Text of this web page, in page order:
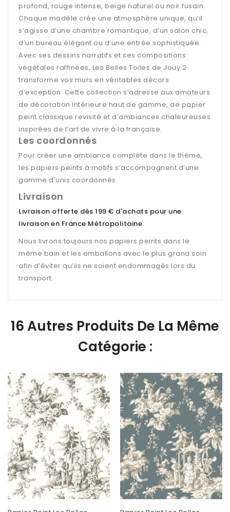
profond, rouge intense, beige naturel ou noir fusain.
Chaque modèle crée une atmosphère unique, qu’il
s’agisse d’une chambre romantique, d’un salon chic,
d’un bureau élégant ou d’une entrée sophistiquée.
Avec ses dessins narratifs et ses compositions
végétales raffinées, Les Belles Toiles de Jouy 2
transforme vos murs en véritables décors
d’exception. Cette collection s’adresse aux amateurs
de décoration intérieure haut de gamme, de papier
peint classique revisité et d’ambiances chaleureuses
inspirées de l’art de vivre à la française.
Les coordonnés
Pour créer une ambiance complète dans le thème,
les papiers peints à motifs s’accompagnent d’une
gamme d'unis coordonnés.
Livraison
Livraison offerte dès 199 € d'achats pour une
livraison en France Métropolitaine.
Nous livrons toujours nos papiers peints dans le
même bain et les emballons avec le plus grand soin
afin d’éviter qu’ils ne soient endommagés lors du
transport.
16 Autres Produits De La Même
Catégorie :